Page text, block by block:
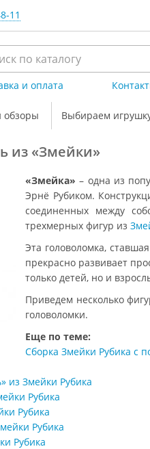
11
и оплата
обзоры Выбираем
из «Змейки»
«Змейка» – одна из
Эрнё Рубиком.
соединенных между
трехмерных фигур из
Эта головоломка,
прекрасно развивает
только детей, но и
Приведем несколько
головоломки.
Еще по теме:
Сборка Змейки Рубика с
из Змейки Рубика
Рубика
Рубика
Рубика
Рубика